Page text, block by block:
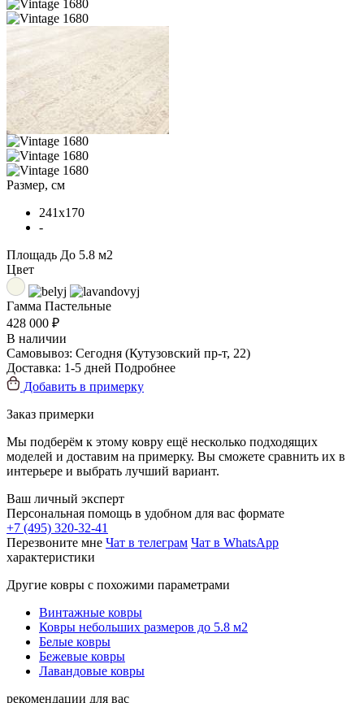
Размер, см
241x170
-
Площадь До 5.8 м2
Цвет
Гамма Пастельные
428 000 ₽
В наличии
Самовывоз: Сегодня (Кутузовский пр-т, 22)
Доставка: 1-5 дней Подробнее
Добавить в примерку
Заказ примерки
Мы подберём к этому ковру ещё несколько подходящих
моделей и доставим на примерку. Вы сможете сравнить их в
интерьере и выбрать лучший вариант.
Ваш личный эксперт
Персональная помощь в удобном для вас формате
+7 (495) 320-32-41
Перезвоните мне Чат в телеграм Чат в WhatsApp
характеристики
Другие ковры с похожими параметрами
Винтажные ковры
Ковры небольших размеров до 5.8 м2
Белые ковры
Бежевые ковры
Лавандовые ковры
рекомендации для вас